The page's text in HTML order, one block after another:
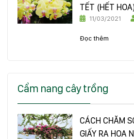
TẾT (HẾT
11/03/2021
Đọc thêm
Cẩm nang cây trồng
CÁCH CHĂM
GIẤY RA HOA